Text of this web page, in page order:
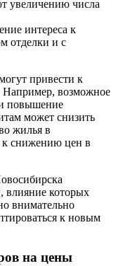
увеличению числа
интереса к
отделки и с
привести к
возможное
повышение
может снизить
жилья в
к снижению цен в
влияние которых
внимательно
к новым
на цены